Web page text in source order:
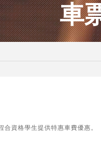
車
資格學生提供特惠車費優惠。